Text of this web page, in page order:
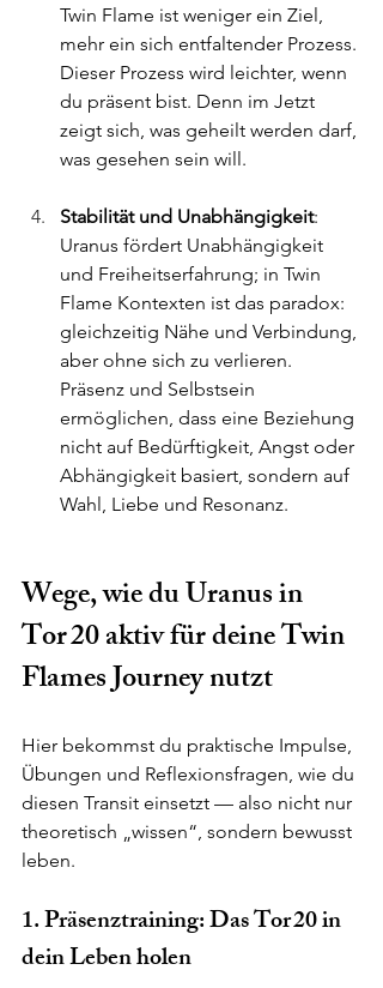
Twin Flame ist weniger ein Ziel,
mehr ein sich entfaltender Prozess.
Dieser Prozess wird leichter, wenn
du präsent bist. Denn im Jetzt
zeigt sich, was geheilt werden darf,
was gesehen sein will.
Stabilität und Unabhängigkeit:
Uranus fördert Unabhängigkeit
und Freiheitserfahrung; in Twin
Flame Kontexten ist das paradox:
gleichzeitig Nähe und Verbindung,
aber ohne sich zu verlieren.
Präsenz und Selbstsein
ermöglichen, dass eine Beziehung
nicht auf Bedürftigkeit, Angst oder
Abhängigkeit basiert, sondern auf
Wahl, Liebe und Resonanz.
Wege, wie du Uranus in
Tor 20 aktiv für deine Twin
Flames Journey nutzt
Hier bekommst du praktische Impulse,
Übungen und Reflexionsfragen, wie du
diesen Transit einsetzt — also nicht nur
theoretisch „wissen“, sondern bewusst
leben.
1. Präsenztraining: Das Tor 20 in
dein Leben holen